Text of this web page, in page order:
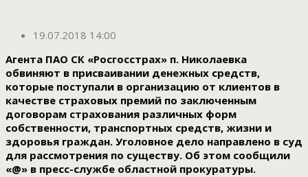
19.07.2018 14:00
Агента ПАО СК «Росгосстрах» п. Николаевка
обвиняют в присваивании денежных средств,
которые поступали в организацию от клиентов в
качестве страховых премий по заключенным
договорам страхования различных форм
собственности, транспортных средств, жизни и
здоровья граждан. Уголовное дело направлено в суд
для рассмотрения по существу. Об этом сообщили
«@» в пресс-службе областной прокуратуры.